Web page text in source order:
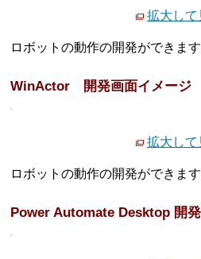
拡大して
ロボットの動作の開発ができます
WinActor 開発画面イメージ
拡大して
ロボットの動作の開発ができます
Power Automate Desktop 開